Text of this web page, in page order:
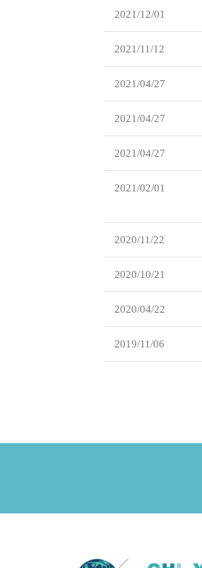
2021/12/01
2021/11/12
2021/04/27
2021/04/27
2021/04/27
2021/02/01
2020/11/22
2020/10/21
2020/04/22
2019/11/06